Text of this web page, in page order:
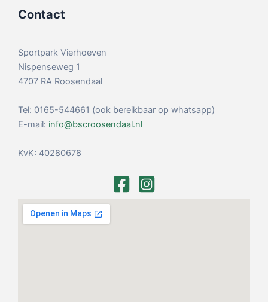
Contact
Sportpark Vierhoeven
Nispenseweg 1
4707 RA Roosendaal
Tel: 0165-544661 (ook bereikbaar op whatsapp)
E-mail: info@bscroosendaal.nl
KvK: 40280678